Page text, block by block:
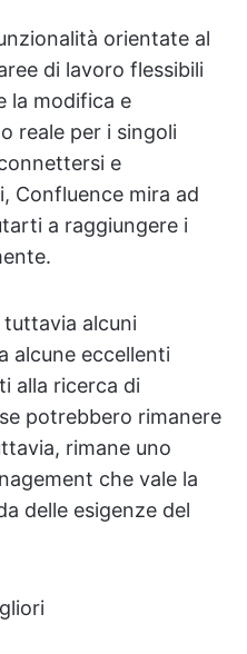
orientate al
di lavoro flessibili
la modifica e
reale per i singoli
e
Confluence mira ad
a raggiungere i
alcuni
alcune eccellenti
alla ricerca di
potrebbero rimanere
rimane uno
che vale la
delle esigenze del